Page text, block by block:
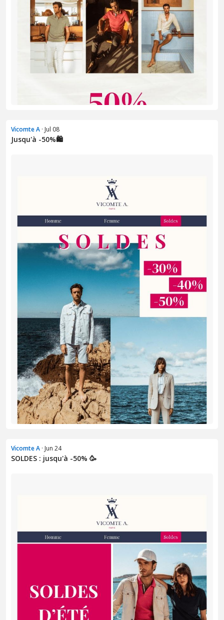
Vicomte A · Jul 08
Jusqu'à -50%🛍️
Vicomte A · Jun 24
SOLDES : jusqu'à -50% 🥳